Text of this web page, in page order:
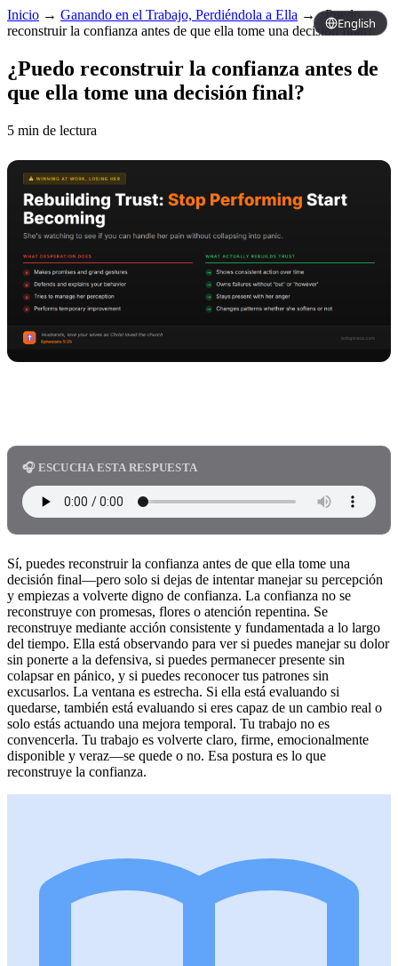
English
Inicio → Ganando en el Trabajo, Perdiéndola a Ella →¿Puedo
reconstruir la confianza antes de que ella tome una decisión final?
¿Puedo reconstruir la confianza antes de
que ella tome una decisión final?
5 min de lectura
🎧 ESCUCHA ESTA RESPUESTA
Sí, puedes reconstruir la confianza antes de que ella tome una
decisión final—pero solo si dejas de intentar manejar su percepción
y empiezas a volverte digno de confianza. La confianza no se
reconstruye con promesas, flores o atención repentina. Se
reconstruye mediante acción consistente y fundamentada a lo largo
del tiempo. Ella está observando para ver si puedes manejar su dolor
sin ponerte a la defensiva, si puedes permanecer presente sin
colapsar en pánico, y si puedes reconocer tus patrones sin
excusarlos. La ventana es estrecha. Si ella está evaluando si
quedarse, también está evaluando si eres capaz de un cambio real o
solo estás actuando una mejora temporal. Tu trabajo no es
convencerla. Tu trabajo es volverte claro, firme, emocionalmente
disponible y veraz—se quede o no. Esa postura es lo que
reconstruye la confianza.